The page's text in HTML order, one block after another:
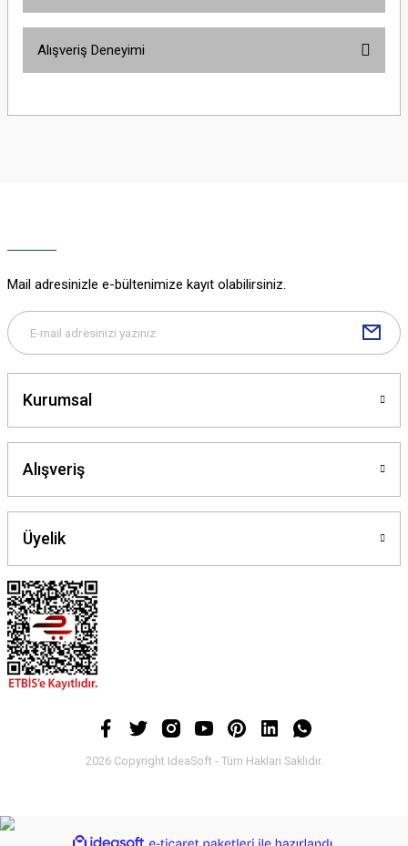
yetersiz gördüğünüz noktaları öneri formunu kullanarak tarafımıza
Gönder
Alışveriş Deneyimi
Mail adresinizle e-bültenimize kayıt olabilirsiniz.
Kurumsal
Alışveriş
Üyelik
2026 Copyright IdeaSoft - Tüm Hakları Saklıdır.
ideasoft e-